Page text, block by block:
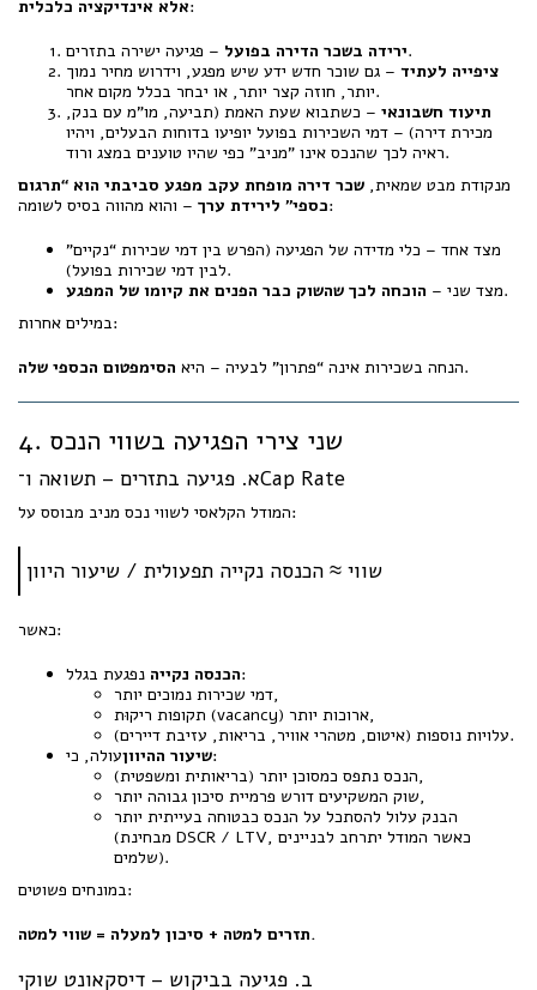
אלא אינדיקציה כלכלית:
ירידה בשכר הדירה בפועל– פגיעה ישירה בתזרים.
ציפייה לעתיד – גם שוכר חדש ידע שיש מפגע, וידרוש מחיר נמוך
יותר, חוזה קצר יותר, או יבחר בכלל מקום אחר.
תיעוד חשבונאי – כשתבוא שעת האמת (תביעה, מו"מ עם בנק,
מכירת דירה) – דמי השכירות בפועל יופיעו בדוחות הבעלים, ויהיו
ראיה לכך שהנכס אינו "מניב" כפי שהיו טוענים במצג ורוד.
מנקודת מבט שמאית, שכר דירה מופחת עקב מפגע סביבתי הוא “תרגום
כספי” לירידת ערך– והוא מהווה בסיס לשומה:
מצד אחד – כלי מדידה של הפגיעה (הפרש בין דמי שכירות “נקיים”
לבין דמי שכירות בפועל).
מצד שני – הוכחה לכך שהשוק כבר הפנים את קיומו של המפגע
.
במילים אחרות:
הנחה בשכירות אינה “פתרון” לבעיה – היא הסימפטום הכספי שלה .
4. שני צירי הפגיעה בשווי הנכס
א. פגיעה בתזרים – תשואה ו־Cap Rate
המודל הקלאסי לשווי נכס מניב מבוסס על:
שווי ≈ הכנסה נקייה תפעולית / שיעור היוון
כאשר:
הכנסה נקייהנפגעת בגלל:
דמי שכירות נמוכים יותר,
תקופות ריקוּת (vacancy) ארוכות יותר,
עלויות נוספות (איטום, מטהרי אוויר, בריאות, עזיבת דיירים).
שיעור ההיווןעולה, כי:
הנכס נתפס כמסוכן יותר (בריאותית ומשפטית),
שוק המשקיעים דורש פרמיית סיכון גבוהה יותר,
הבנק עלול להסתכל על הנכס כבטוחה בעייתית יותר
(מבחינת DSCR / LTV, כאשר המודל יתרחב לבניינים
שלמים).
במונחים פשוטים:
תזרים למטה + סיכון למעלה = שווי למטה.
ב. פגיעה בביקוש – דיסקאונט שוקי